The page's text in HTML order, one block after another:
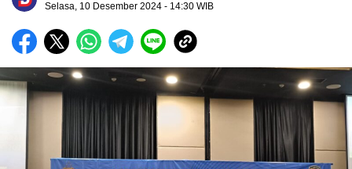
Selasa, 10 Desember 2024 - 14:30 WIB